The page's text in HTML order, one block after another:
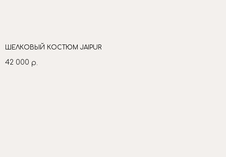
ШЕЛКОВЫЙ КОСТЮМ JAIPUR
42 000 р.